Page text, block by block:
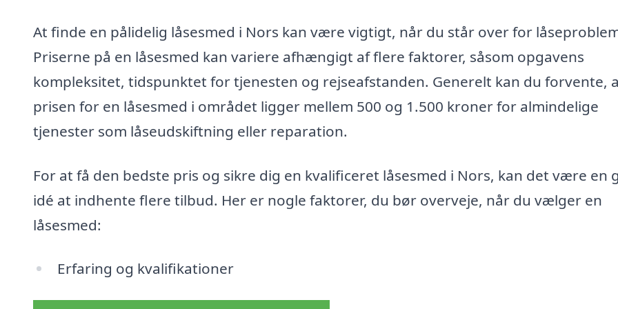
At finde en pålidelig låsesmed i Nors kan være vigtigt, når du står over for
Priserne på en låsesmed kan variere afhængigt af flere faktorer, såsom opgavens
kompleksitet, tidspunktet for tjenesten og rejseafstanden. Generelt kan du forvente,
prisen for en låsesmed i området ligger mellem 500 og 1.500 kroner for almindelige
tjenester som låseudskiftning eller reparation.
For at få den bedste pris og sikre dig en kvalificeret låsesmed i Nors, kan det være en
idé at indhente flere tilbud. Her er nogle faktorer, du bør overveje, når du vælger en
låsesmed:
Erfaring og kvalifikationer